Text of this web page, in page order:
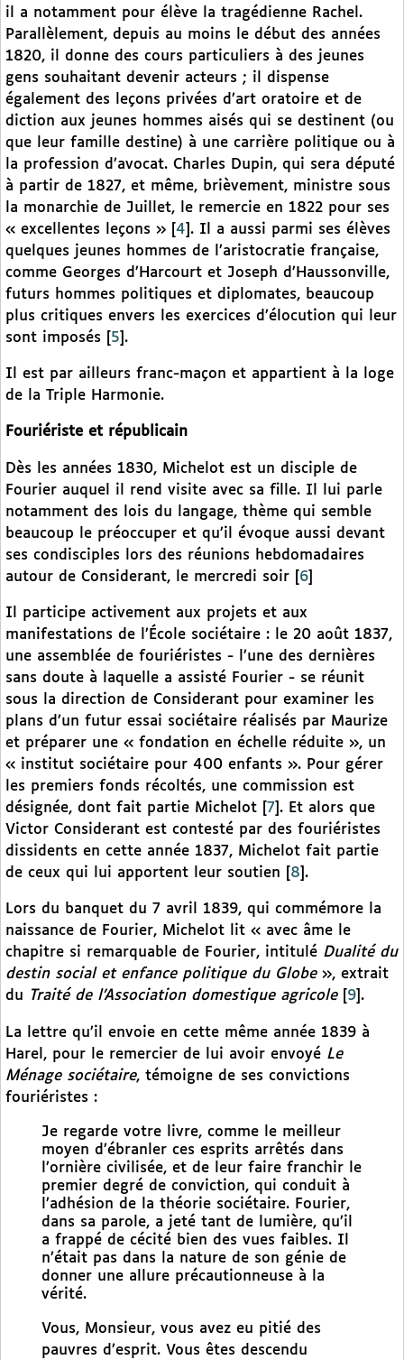
il a notamment pour élève la tragédienne Rachel.
Parallèlement, depuis au moins le début des années
1820, il donne des cours particuliers à des jeunes
gens souhaitant devenir acteurs ; il dispense
également des leçons privées d’art oratoire et de
diction aux jeunes hommes aisés qui se destinent (ou
que leur famille destine) à une carrière politique ou à
la profession d’avocat. Charles Dupin, qui sera député
à partir de 1827, et même, brièvement, ministre sous
la monarchie de Juillet, le remercie en 1822 pour ses
« excellentes leçons »
4 . Il a aussi parmi ses élèves
quelques jeunes hommes de l’aristocratie française,
comme Georges d’Harcourt et Joseph d’Haussonville,
futurs hommes politiques et diplomates, beaucoup
plus critiques envers les exercices d’élocution qui leur
sont imposés
5 .
Il est par ailleurs franc-maçon et appartient à la loge
de la Triple Harmonie.
Fouriériste et républicain
Dès les années 1830, Michelot est un disciple de
Fourier auquel il rend visite avec sa fille. Il lui parle
notamment des lois du langage, thème qui semble
beaucoup le préoccuper et qu’il évoque aussi devant
ses condisciples lors des réunions hebdomadaires
autour de Considerant, le mercredi soir
6
Il participe activement aux projets et aux
manifestations de l’École sociétaire : le 20 août 1837,
une assemblée de fouriéristes - l’une des dernières
sans doute à laquelle a assisté Fourier - se réunit
sous la direction de Considerant pour examiner les
plans d’un futur essai sociétaire réalisés par Maurize
et préparer une « fondation en échelle réduite », un
« institut sociétaire pour 400 enfants ». Pour gérer
les premiers fonds récoltés, une commission est
désignée, dont fait partie Michelot
7 . Et alors que
Victor Considerant est contesté par des fouriéristes
dissidents en cette année 1837, Michelot fait partie
de ceux qui lui apportent leur soutien
8 .
Lors du banquet du 7 avril 1839, qui commémore la
naissance de Fourier, Michelot lit « avec âme le
chapitre si remarquable de Fourier, intitulé Dualité du
destin social et enfance politique du Globe», extrait
du Traité de l’Association domestique agricole[ 9 .
La lettre qu’il envoie en cette même année 1839 à
Harel, pour le remercier de lui avoir envoyé Le
Ménage sociétaire, témoigne de ses convictions
fouriéristes :
Je regarde votre livre, comme le meilleur
moyen d’ébranler ces esprits arrêtés dans
l’ornière civilisée, et de leur faire franchir le
premier degré de conviction, qui conduit à
l’adhésion de la théorie sociétaire. Fourier,
dans sa parole, a jeté tant de lumière, qu’il
a frappé de cécité bien des vues faibles. Il
n’était pas dans la nature de son génie de
donner une allure précautionneuse à la
vérité.
Vous, Monsieur, vous avez eu pitié des
pauvres d’esprit. Vous êtes descendu